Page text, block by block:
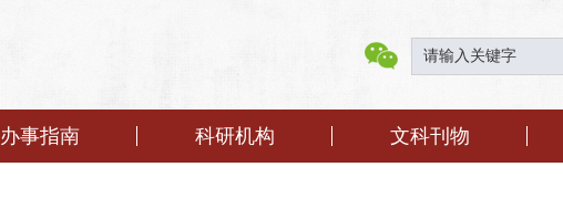
办事指南 科研机构 文科刊物